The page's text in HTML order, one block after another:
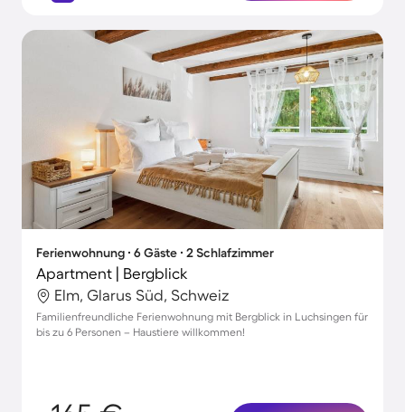
Ferienwohnung ∙ 6 Gäste ∙ 2 Schlafzimmer
Apartment | Bergblick
Elm, Glarus Süd, Schweiz
Familienfreundliche Ferienwohnung mit Bergblick in Luchsingen für
bis zu 6 Personen – Haustiere willkommen!